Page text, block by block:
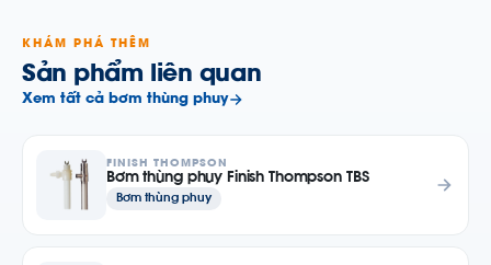
KHÁM PHÁ THÊM
Sản phẩm liên quan
Xem tất cả bơm thùng phuy
FINISH THOMPSON
Bơm thùng phuy Finish Thompson TBS
Bơm thùng phuy